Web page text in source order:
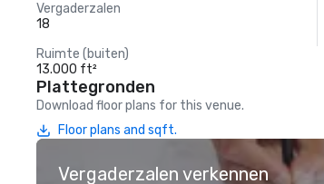
Vergaderzalen
18
Ruimte (buiten)
13.000 ft²
Plattegronden
Download floor plans for this venue.
Floor plans and sqft.
Vergaderzalen verkennen